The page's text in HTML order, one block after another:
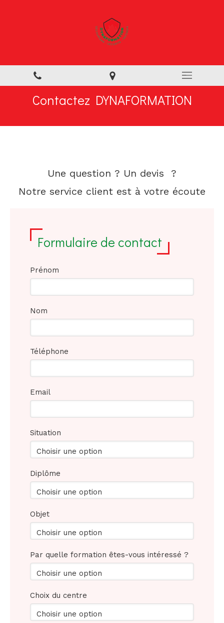
Contactez DYNAFORMATION
Une question ? Un devis ?
Notre service client est à votre écoute
Formulaire de contact
Prénom
Nom
Téléphone
Email
Situation
Choisir une option
Diplôme
Choisir une option
Objet
Choisir une option
Par quelle formation êtes-vous intéressé ?
Choisir une option
Choix du centre
Choisir une option